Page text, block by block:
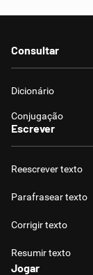
Consultar
Dicionário
Conjugação
Escrever
Reescrever texto
Parafrasear texto
Corrigir texto
Resumir texto
Jogar